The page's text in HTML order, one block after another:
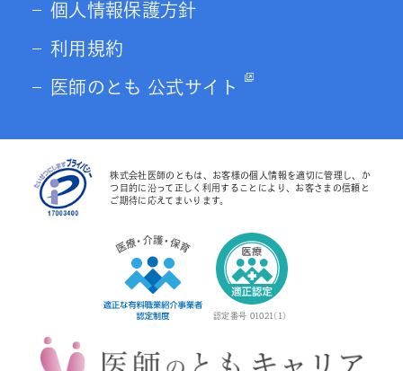
個人情報保護方針
利用規約
医師のとも 公式サイト
認定番号 01021(1)
株式会社医師のともは、お客様の個人情報を適切に管理し、か
つ目的に沿って正しく利用することにより、お客さまの信頼と
ご期待に応えてまいります。